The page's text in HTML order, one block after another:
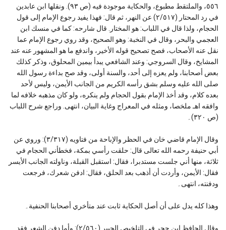
٥٥٦، والملتقط مطبوع، والحكاية موجودة فيه (ص ٩٣). ونقلها ابن عابدين
في رد المحتار (٢/٥١٧) عن النهر، ثم قال: فهذا يفيد رجوع الإمام إلى قول
الحجام، ولذا قال في اللباب: هو المختار. قال شارحه: كما في منسك ابن
العجمي والبحر، وقال في النخبة: وهو الصحيح، وقد روي رجوع الإمام عما
نقل عنه الأصحاب، فصح تصحيح قوله الأخير، واندفع ما هو المشهور عنه عند
المشايخ، وقال السروجي: وعند الشافعي يبدأ بيمين المحلوق، وذكر كذلك
بعض أصحابنا، ولم يعزه إلى أحد، والسنة أولى، وقد صح بداءة رسول الله
صلى الله عليه وسلم بشق رأسه الكريم من الجانب الأيمن، وليس لأحد
بعده كلام، وقد أخذ الإمام بقول الحجام ولم ينكره، ولو كان مذهبه خلافه لما
وافقه اهـ ملخصا، ومثله في المعراج وغاية البيان، انتهى. وراجع شرح اللباب
(ص ٣٢٠)۔
وقال الإمام قاضي خان في الحظر والإباحة من فتاويه (٣/٣١٧): وروي عن
أبي حنيفة رحمه الله تعالى قال: حلقت رأسي بمكة، فخطأني الحجام في
ثلاثة، منها أني جلست مستدبرا، فقال: استقبل القبلة، وناولته الجانب الأيسر
فقال: الأيمن، وأردت أن أذهب بعد الحلق، فقال: ادفن شعرك، فرجعت
ودفنته، انتهى۔
وهذا كله يدل على أن أصل الحكاية ثابت عند متأخري أصحابنا الحنفية۔
وقال الحافظ ابن حجر في التلخيص الحبير (٢/٥٦٠): وأما دفن الشعر فقد